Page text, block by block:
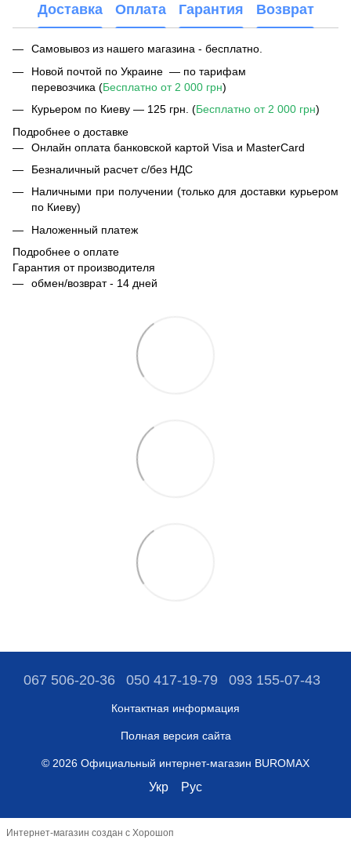
Доставка Оплата Гарантия Возврат
Самовывоз из нашего магазина - бесплатно.
Новой почтой по Украине — по тарифам
перевозчика (Бесплатно от 2 000 грн)
Курьером по Киеву — 125 грн. (Бесплатно от 2 000 грн)
Подробнее о доставке
Онлайн оплата банковской картой Visa и MasterCard
Безналичный расчет с/без НДС
Наличными при получении (только для доставки курьером
по Киеву)
Наложенный платеж
Подробнее о оплате
Гарантия от производителя
обмен/возврат - 14 дней
067 506-20-36 050 417-19-79 093 155-07-43
Контактная информация
Полная версия сайта
© 2026 Официальный интернет-магазин BUROMAX
Укр Рус
Интернет-магазин создан с Хорошоп